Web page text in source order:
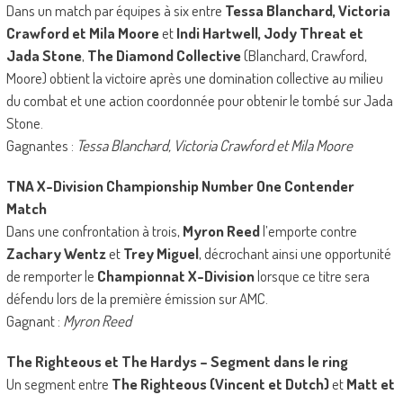
Dans un match par équipes à six entre Tessa Blanchard, Victoria
Crawford et Mila MooreetIndi Hartwell, Jody Threat et
Jada Stone, The Diamond Collective(Blanchard, Crawford,
Moore) obtient la victoire après une domination collective au milieu
du combat et une action coordonnée pour obtenir le tombé sur Jada
Stone.
Gagnantes : Tessa Blanchard, Victoria Crawford et Mila Moore
TNA X-Division Championship Number One Contender
Match
Dans une confrontation à trois, Myron Reedl’emporte contre
Zachary WentzetTrey Miguel, décrochant ainsi une opportunité
de remporter le Championnat X-Divisionlorsque ce titre sera
défendu lors de la première émission sur AMC.
Gagnant : Myron Reed
The Righteous et The Hardys – Segment dans le ring
Un segment entre The Righteous (Vincent et Dutch)etMatt et